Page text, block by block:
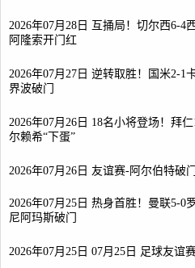
2026年07月28日 互捅局！切尔西6-4
阿隆索开门红
2026年07月27日 逆转取胜！国米2-1
界波破门
2026年07月26日 18名小将登场！拜
尔赖希“下蛋”
2026年07月26日 友谊赛-阿尔伯特破
2026年07月25日 热身首胜！曼联5-0
尼阿玛斯破门
2026年07月25日 07月25日 足球友谊